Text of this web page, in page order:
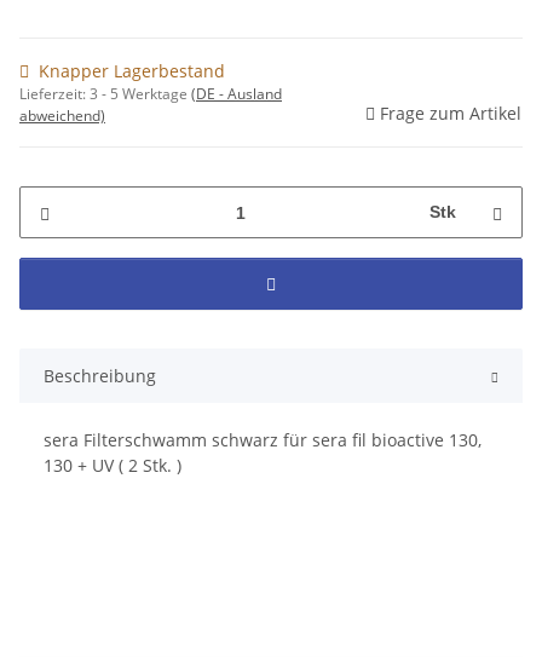
Knapper Lagerbestand
Lieferzeit:3 - 5 Werktage (DE - Ausland
abweichend)
Frage zum Artikel
Stk
Beschreibung
sera Filterschwamm schwarz für sera fil bioactive 130,
130 + UV ( 2 Stk. )